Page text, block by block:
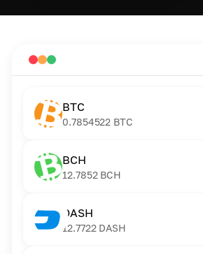
BTC
0.7854522 BTC
BCH
12.7852 BCH
DASH
12.7722 DASH